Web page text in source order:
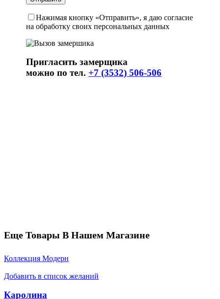
Нажимая кнопку «Отправить», я даю согласие
на обработку своих персональных данных
Пригласить замерщика
можно по тел. +7 (3532) 506-506
Еще Товары В Нашем Магазине
Коллекция Модерн
Добавить в список желаний
Каролина